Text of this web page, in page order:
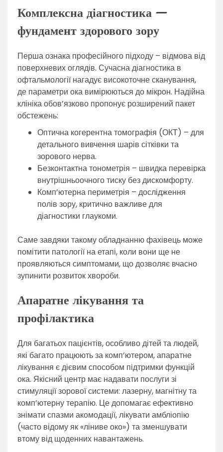
Комплексна діагностика —
фундамент здорового зору
Перша ознака професійного підходу – відмова від
поверхневих оглядів. Сучасна діагностика в
офтальмології нагадує високоточне сканування,
де параметри ока вимірюються до мікрон. Надійна
клініка обов’язково пропонує розширений пакет
обстежень:
Оптична когерентна томографія (ОКТ) – для
детального вивчення шарів сітківки та
зорового нерва.
Безконтактна тонометрія – швидка перевірка
внутрішньоочного тиску без дискомфорту.
Комп’ютерна периметрія – дослідження
полів зору, критично важливе для
діагностики глаукоми.
Саме завдяки такому обладнанню фахівець може
помітити патології на етапі, коли вони ще не
проявляються симптомами, що дозволяє вчасно
зупинити розвиток хвороби.
Апаратне лікування та
профілактика
Для багатьох пацієнтів, особливо дітей та людей,
які багато працюють за комп’ютером, апаратне
лікування є дієвим способом підтримки функцій
ока. Якісний центр має надавати послуги зі
стимуляції зорової системи: лазерну, магнітну та
комп’ютерну терапію. Це допомагає ефективно
знімати спазми акомодації, лікувати амбліопію
(часто відому як «ліниве око») та зменшувати
втому від щоденних навантажень.